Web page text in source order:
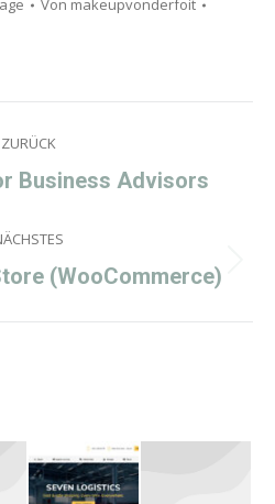
Von makeupvonderfoit
ZURÜCK
Previous
Business Advisors
Next(WooCommerce)